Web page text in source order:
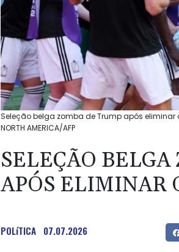
Seleção belga zomba de Trump após eliminar
NORTH AMERICA/AFP
SELEÇÃO
APÓS ELIMINAR
POLíTICA 07.07.2026